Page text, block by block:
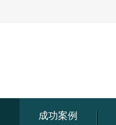
成功案例